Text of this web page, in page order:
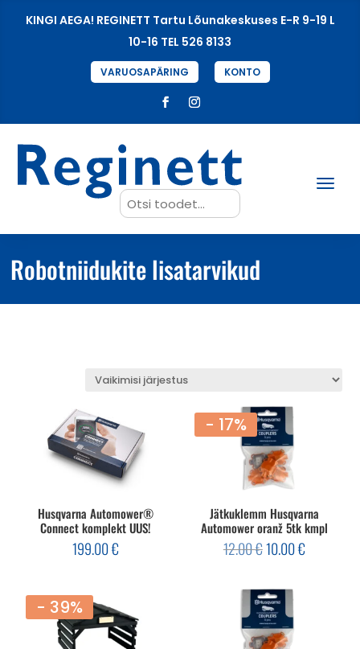
KINGI AEGA! REGINETT Tartu Lõunakeskuses E-R 9-19 L
10-16 TEL 526 8133
VARUOSAPÄRING KONTO
Search
for:
Robotniidukite lisatarvikud
Husqvarna Automower®
Connect komplekt UUS!
199.00€
- 17%
Jätkuklemm Husqvarna
Automower oranž 5tk kmpl
12.00€Algne
hind
10.00€Current
price
- 39%